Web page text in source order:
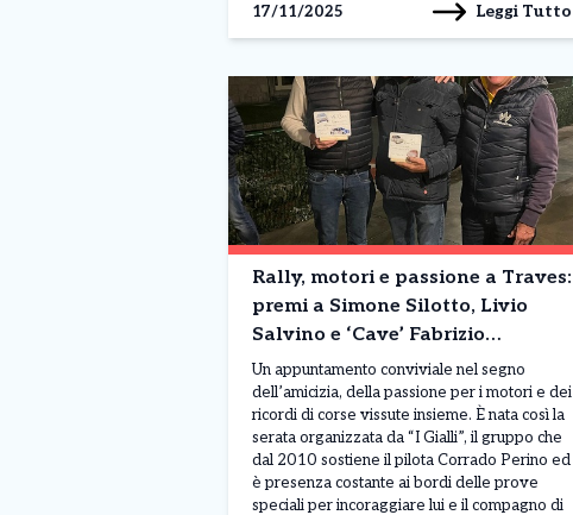
17/11/2025 Leggi Tutto
Rally, motori e passione a Traves:
premi a Simone Silotto, Livio
Salvino e ‘Cave’ Fabrizio
Caveglia
Un appuntamento conviviale nel segno
dell’amicizia, della passione per i motori e dei
ricordi di corse vissute insieme. È nata così la
serata organizzata da “I Gialli”, il gruppo che
dal 2010 sostiene il pilota Corrado Perino ed
è presenza costante ai bordi delle prove
speciali per incoraggiare lui e il compagno di